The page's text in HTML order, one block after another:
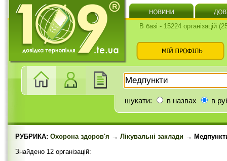
В базі - 15224 організацій
шукати: в назвах в
РУБРИКА: Охорона здоров'я → Лікувальні заклади →
Знайдено 12 організацій: